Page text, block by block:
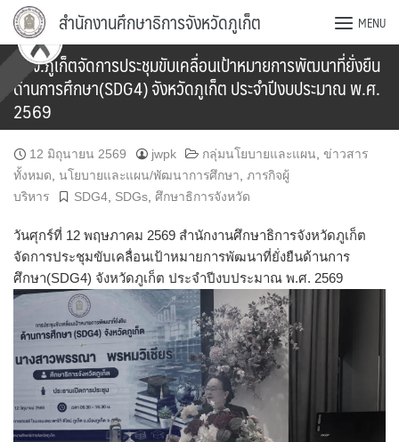
Skip
content
สำนักงานศึกษาธิการจังหวัดภูเก็ต MENU
ศธจ.ภูเก็ตจัดการประชุมขับเคลื่อนเป้าหมายการพัฒนาที่ยั่งยืน
ด้านการศึกษา(SDG4) จังหวัดภูเก็ต ประจำปีงบประมาณ พ.ศ.
2569
12 มิถุนายน 2569 jwpk กลุ่มนโยบายและแผน ข่าวสาร
ทั้งหมด
นโยบายและแผน/พัฒนาการศึกษา ภารกิจผู้
บริหาร
SDG4 SDGs ศึกษาธิการจังหวัด
วันศุกร์ที่ 12 พฤษภาคม 2569 สำนักงานศึกษาธิการจังหวัดภูเก็ต
จัดการประชุมขับเคลื่อนเป้าหมายการพัฒนาที่ยั่งยืนด้านการ
ศึกษา(SDG4) จังหวัดภูเก็ต ประจำปีงบประมาณ พ.ศ. 2569